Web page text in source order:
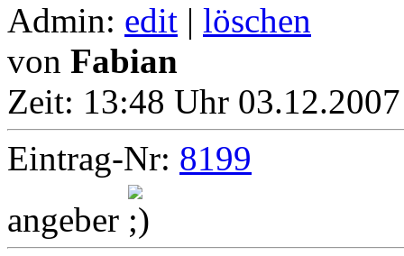
Admin: edit | löschen
von Fabian
Zeit: 13:48 Uhr
Eintrag-Nr: 8199
angeber